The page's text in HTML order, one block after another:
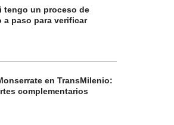
tengo un proceso de
a paso para verificar
en TransMilenio:
complementarios